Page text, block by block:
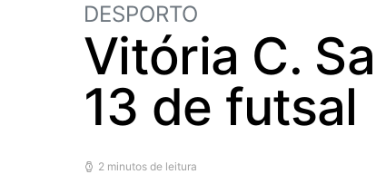
DESPORTO
Vitória C.
13 de futsal
2 minutos de leitura